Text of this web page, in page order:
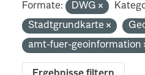
Formate: DWG
Stadtgrundkarte
amt-fuer-geoinformation